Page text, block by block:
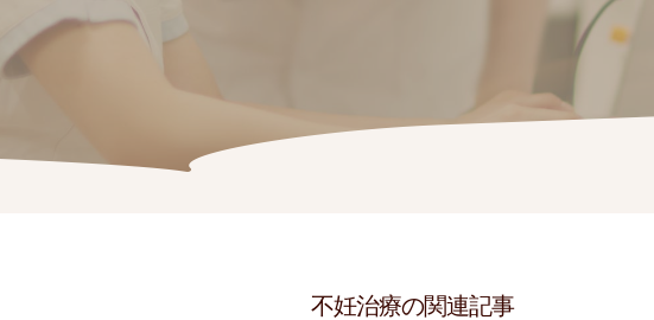
不妊治療の関連記事